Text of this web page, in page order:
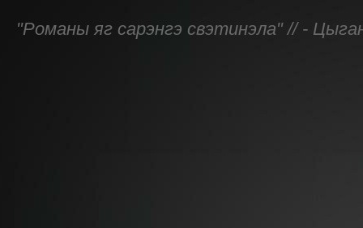
"Романы яг сарэнгэ свэтинэла" // -